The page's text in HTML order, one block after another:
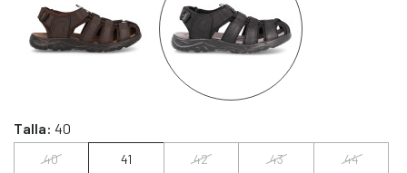
Talla: 40
40 41 42 43 44